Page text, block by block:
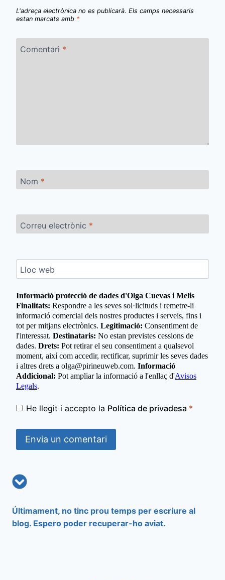
L'adreça electrònica no es publicarà. Els camps necessaris
estan marcats amb *
Comentari *
Nom *
Correu electrònic *
Lloc web
Informació protecció de dades d'Olga Cuevas i Melis
Finalitats: Respondre a les seves sol·licituds i remetre-li
informació comercial dels nostres productes i serveis, fins i
tot per mitjans electrònics. Legitimació: Consentiment de
l'interessat. Destinataris: No estan previstes cessions de
dades. Drets: Pot retirar el seu consentiment a qualsevol
moment, així com accedir, rectificar, suprimir les seves dades
i altres drets a olga@pirineuweb.com. Informació
Addicional: Pot ampliar la informació a l'enllaç d'Avisos
Legals.
He llegit i accepto la Política de privadesa *
Últimament, no tinc prou temps per escriure al
blog. Espero poder recuperar-ho aviat.